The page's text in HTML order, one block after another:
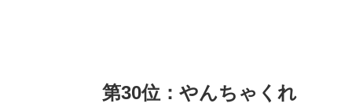
第30位：やんちゃくれ